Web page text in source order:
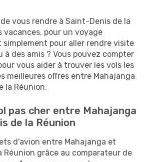
vous rendre à Saint-Denis de la
vacances, pour un voyage
pour aller rendre visite
à des amis ? Vous pouvez compter
vous aider à trouver les vols les
meilleures offres entre Mahajanga
la Réunion.
pas cher entre Mahajanga
de la Réunion
d'avion entre Mahajanga et
Réunion grâce au comparateur de